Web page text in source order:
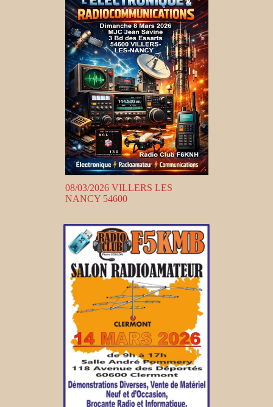
08/03/2026 VILLERS LES
NANCY 54600